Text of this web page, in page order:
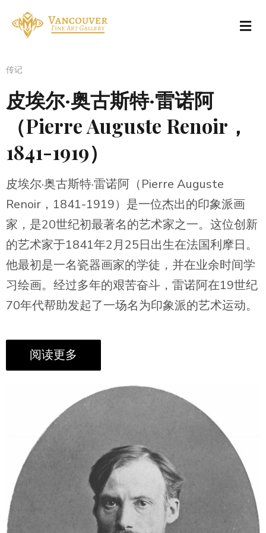
传记
皮埃尔·奥古斯特·雷诺阿
（Pierre Auguste Renoir，
1841-1919）
皮埃尔·奥古斯特·雷诺阿（Pierre Auguste
Renoir，1841-1919）是一位杰出的印象派画
家，是20世纪初最著名的艺术家之一。这位创新
的艺术家于1841年2月25日出生在法国利摩日。
他最初是一名瓷器画家的学徒，并在业余时间学
习绘画。经过多年的艰苦奋斗，雷诺阿在19世纪
70年代帮助发起了一场名为印象派的艺术运动。
阅读更多